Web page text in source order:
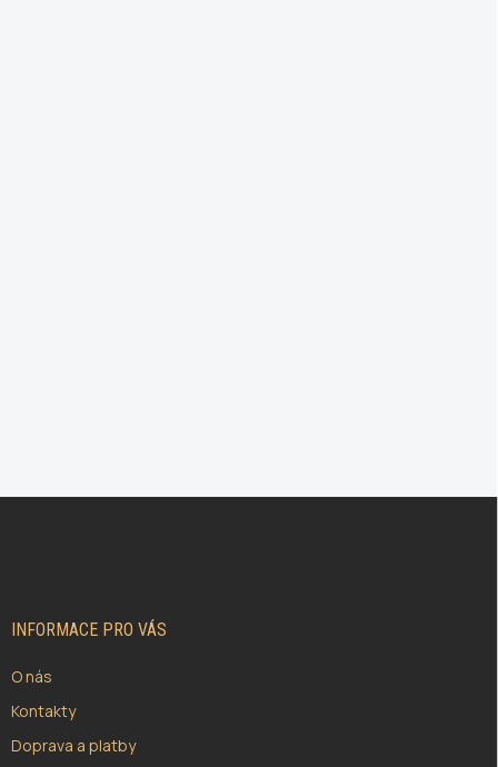
INFORMACE PRO VÁS
O nás
Kontakty
Doprava a platby